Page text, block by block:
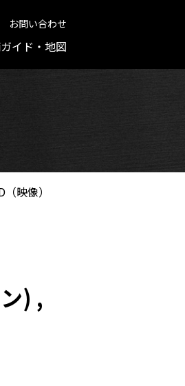
イド・地図
お問い合わせ
（映像）
) ,